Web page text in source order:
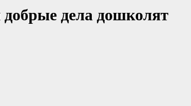
дела дошколят